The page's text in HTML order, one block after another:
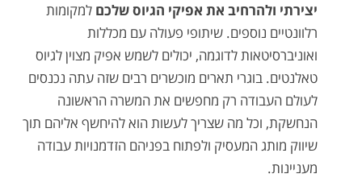
יצירתי ולהרחיב את אפיקי הגיוס שלכם למקומות
רלוונטיים נוספים. שיתופי פעולה עם מכללות
ואוניברסיטאות לדוגמה, יכולים לשמש אפיק מצוין לגיוס
טאלנטים. בוגרי תארים מוכשרים רבים שזה עתה נכנסים
לעולם העבודה רק מחפשים את המשרה הראשונה
הנחשקת, וכל מה שצריך לעשות הוא להיחשף אליהם תוך
שיווק מותג המעסיק ולפתוח בפניהם הזדמנויות עבודה
מעניינות.